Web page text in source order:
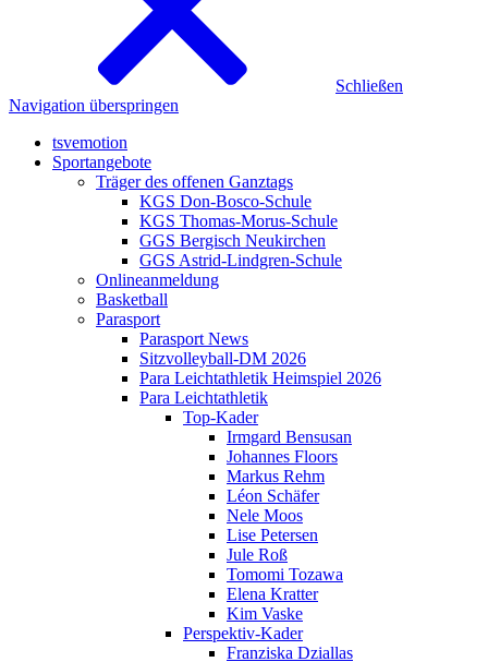
Schließen
Navigation überspringen
tsvemotion
Sportangebote
Träger des offenen Ganztags
KGS Don-Bosco-Schule
KGS Thomas-Morus-Schule
GGS Bergisch Neukirchen
GGS Astrid-Lindgren-Schule
Onlineanmeldung
Basketball
Parasport
Parasport News
Sitzvolleyball-DM 2026
Para Leichtathletik Heimspiel 2026
Para Leichtathletik
Top-Kader
Irmgard Bensusan
Johannes Floors
Markus Rehm
Léon Schäfer
Nele Moos
Lise Petersen
Jule Roß
Tomomi Tozawa
Elena Kratter
Kim Vaske
Perspektiv-Kader
Franziska Dziallas